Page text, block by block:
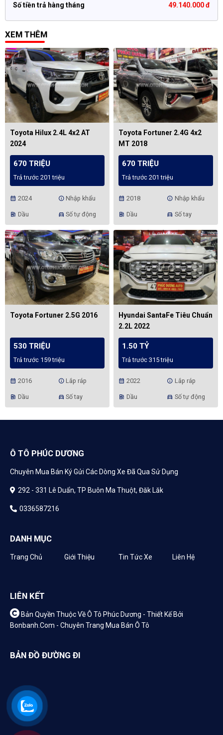
Số tiền trả hàng tháng 49.140.000 đ
XEM THÊM
Toyota Hilux 2.4L 4x2 AT
2024
670 TRIỆU
Trả trước 201 triệu
calendar_month 2024 info Nhập khẩu
ev_station Dầu directions_car Số tự động
Toyota Fortuner 2.4G 4x2
MT 2018
670 TRIỆU
Trả trước 201 triệu
calendar_month 2018 info Nhập khẩu
ev_station Dầu directions_car Số tay
Toyota Fortuner 2.5G 2016
530 TRIỆU
Trả trước 159 triệu
calendar_month 2016 info Lắp ráp
ev_station Dầu directions_car Số tay
Hyundai SantaFe Tiêu Chuẩn
2.2L 2022
1.50 TỶ
Trả trước 315 triệu
calendar_month 2022 info Lắp ráp
ev_station Dầu directions_car Số tự động
Ô TÔ PHÚC DƯƠNG
Chuyên Mua Bán Ký Gửi Các Dòng Xe Đã Qua Sử Dụng
292 - 331 Lê Duẩn, TP Buôn Ma Thuột, Đăk Lăk
0336587216
DANH MỤC
Trang Chủ Giới Thiệu Tin Tức Xe Liên Hệ
LIÊN KẾT
Bản Quyền Thuộc Về Ô Tô Phúc Dương - Thiết Kế Bởi
Bonbanh.com - Chuyên Trang Mua Bán Ô Tô
BẢN ĐỒ ĐƯỜNG ĐI